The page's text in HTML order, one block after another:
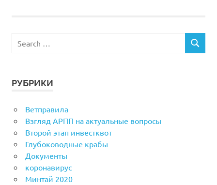
РУБРИКИ
Ветправила
Взгляд АРПП на актуальные вопросы
Второй этап инвестквот
Глубоководные крабы
Документы
коронавирус
Минтай 2020